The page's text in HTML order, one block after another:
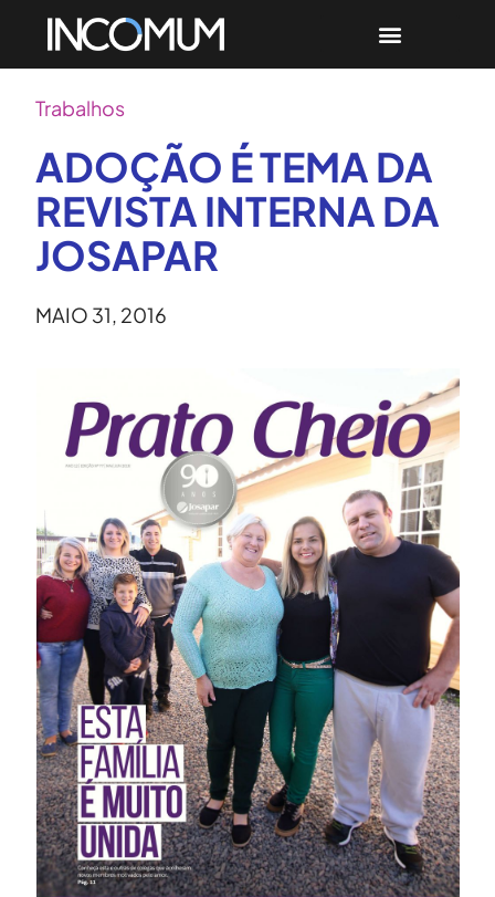
Trabalhos
ADOÇÃO É TEMA DA
REVISTA INTERNA DA
JOSAPAR
MAIO 31, 2016